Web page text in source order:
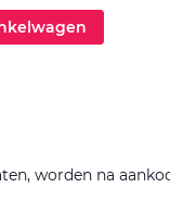
worden na